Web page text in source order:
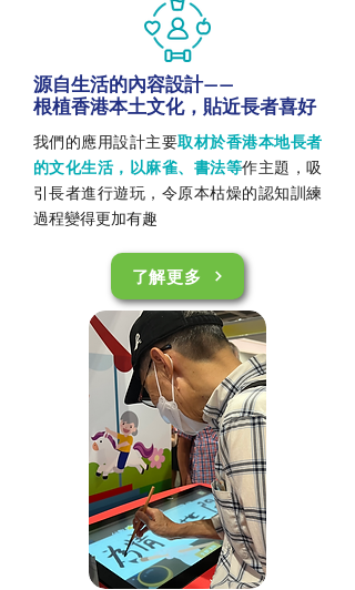
源自生活的內容設計——
根植香港本土文化，貼近長者喜好
我們的應用設計主要取材於香港本地長者
的文化生活，以麻雀、書法等作主題，吸
引長者進行遊玩，令原本枯燥的認知訓練
過程變得更加有趣
了解更多